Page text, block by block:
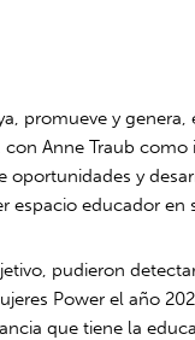
promueve y
Anne Traub
y
educador en
pudieron
Power el año
que tiene la